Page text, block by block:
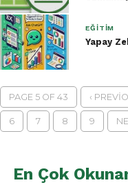
EĞITIM
Yapay
PAGE 5 OF 43 ‹
6 7 8 9
En Çok